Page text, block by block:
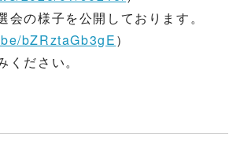
会の様子を公開しております。
bZRztaGb3gE）
ください。